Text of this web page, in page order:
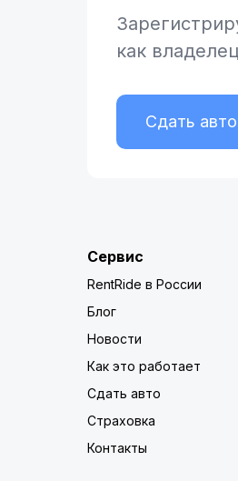
как владелец
Сдать
Сервис
RentRide в России
Блог
Новости
Как это работает
Сдать авто
Страховка
Контакты